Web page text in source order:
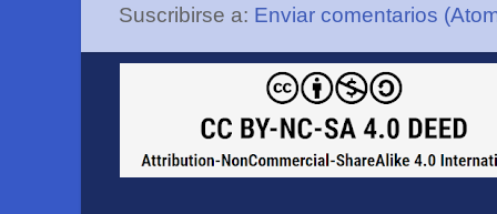
Suscribirse a: Enviar comentarios